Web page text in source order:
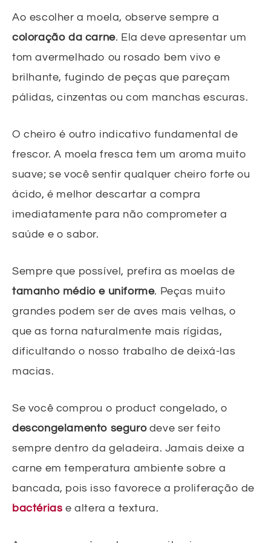
Ao escolher a moela, observe sempre a
coloração da carne. Ela deve apresentar um
tom avermelhado ou rosado bem vivo e
brilhante, fugindo de peças que pareçam
pálidas, cinzentas ou com manchas escuras.
O cheiro é outro indicativo fundamental de
frescor. A moela fresca tem um aroma muito
suave; se você sentir qualquer cheiro forte ou
ácido, é melhor descartar a compra
imediatamente para não comprometer a
saúde e o sabor.
Sempre que possível, prefira as moelas de
tamanho médio e uniforme. Peças muito
grandes podem ser de aves mais velhas, o
que as torna naturalmente mais rígidas,
dificultando o nosso trabalho de deixá-las
macias.
Se você comprou o product congelado, o
descongelamento segurodeve ser feito
sempre dentro da geladeira. Jamais deixe a
carne em temperatura ambiente sobre a
bancada, pois isso favorece a proliferação de
bactérias e altera a textura.